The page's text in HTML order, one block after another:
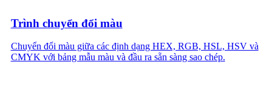
Trình chuyển đổi màu
Chuyển đổi màu giữa các định dạng HEX, RGB, HSL, HSV và
CMYK với bảng mẫu màu và đầu ra sẵn sàng sao chép.